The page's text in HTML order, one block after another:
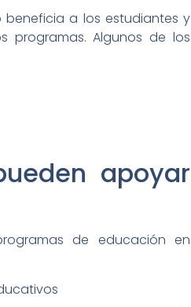
a los estudiantes y
programas. Algunos de los
apoyar
de educación en